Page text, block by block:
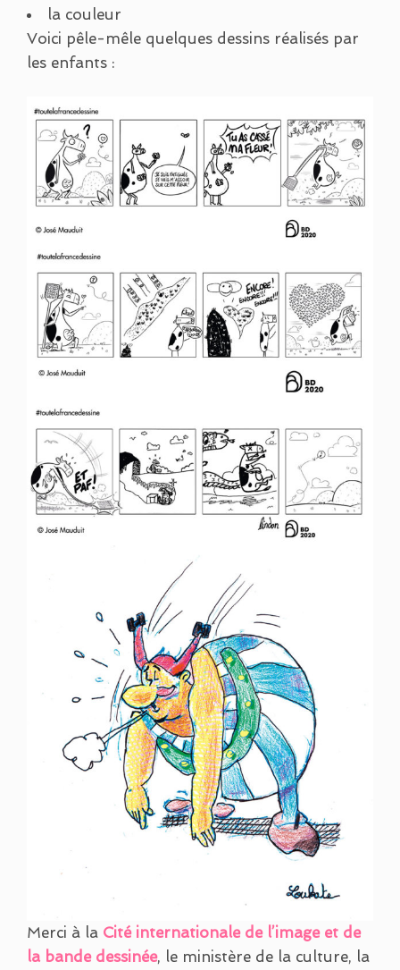
la couleur
Voici pêle-mêle quelques dessins réalisés par
les enfants :
Merci à la Cité internationale de l’image et de
la bande dessinée, le ministère de la culture, la